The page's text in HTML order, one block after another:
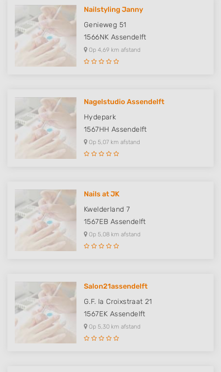
Nailstyling Janny
Genieweg 51
1566NK Assendelft
Op 4,69 km afstand
Nagelstudio Assendelft
Hydepark
1567HH Assendelft
Op 5,07 km afstand
Nails at JK
Kwelderland 7
1567EB Assendelft
Op 5,08 km afstand
Salon21assendelft
G.F. la Croixstraat 21
1567EK Assendelft
Op 5,30 km afstand